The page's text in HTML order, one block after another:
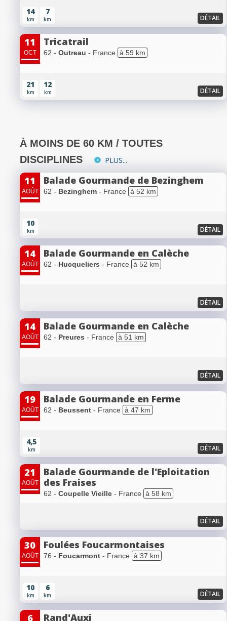
14
km
7
km DÉTAIL
11
OCT
Tricatrail
62 - Outreau - France à 59 km
21
km
12
km DÉTAIL
À MOINS DE 60 KM / TOUTES
DISCIPLINES
PLUS...
11
AOÛT
Balade Gourmande de Bezinghem
62 - Bezinghem - France à 52 km
10
km DÉTAIL
14
AOÛT
Balade Gourmande en Calèche
62 - Hucqueliers - France à 52 km
DÉTAIL
14
AOÛT
Balade Gourmande en Calèche
62 - Preures - France à 51 km
DÉTAIL
19
AOÛT
Balade Gourmande en Ferme
62 - Beussent - France à 47 km
4,5
km DÉTAIL
21
AOÛT
Balade Gourmande de l'Eploitation
des Fraises
62 - Coupelle Vieille - France à 58 km
DÉTAIL
30
AOÛT
Foulées Foucarmontaises
76 - Foucarmont - France à 37 km
10
km
6
km DÉTAIL
6 Rand'Auxi